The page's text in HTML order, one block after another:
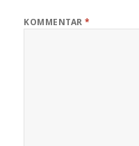
KOMMENTAR*